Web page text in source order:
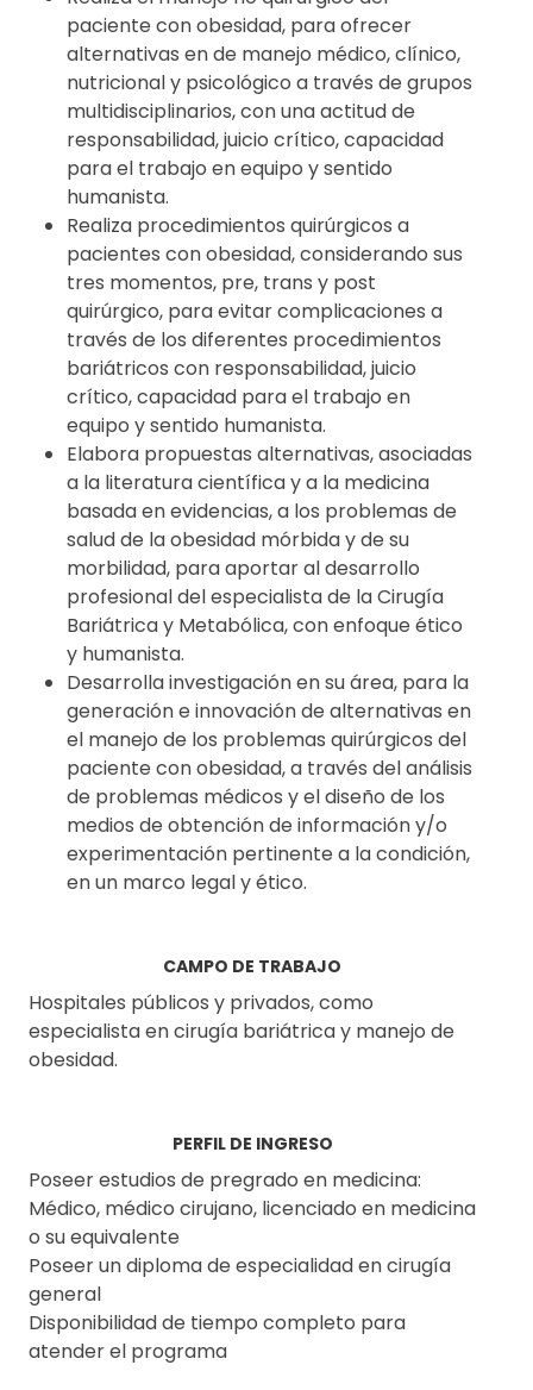
paciente con obesidad, para ofrecer
alternativas en de manejo médico, clínico,
nutricional y psicológico a través de grupos
multidisciplinarios, con una actitud de
responsabilidad, juicio crítico, capacidad
para el trabajo en equipo y sentido
humanista.
Realiza procedimientos quirúrgicos a
pacientes con obesidad, considerando sus
tres momentos, pre, trans y post
quirúrgico, para evitar complicaciones a
través de los diferentes procedimientos
bariátricos con responsabilidad, juicio
crítico, capacidad para el trabajo en
equipo y sentido humanista.
Elabora propuestas alternativas, asociadas
a la literatura científica y a la medicina
basada en evidencias, a los problemas de
salud de la obesidad mórbida y de su
morbilidad, para aportar al desarrollo
profesional del especialista de la Cirugía
Bariátrica y Metabólica, con enfoque ético
y humanista.
Desarrolla investigación en su área, para la
generación e innovación de alternativas en
el manejo de los problemas quirúrgicos del
paciente con obesidad, a través del análisis
de problemas médicos y el diseño de los
medios de obtención de información y/o
experimentación pertinente a la condición,
en un marco legal y ético.
CAMPO DE TRABAJO
Hospitales públicos y privados, como
especialista en cirugía bariátrica y manejo de
obesidad.
PERFIL DE INGRESO
Poseer estudios de pregrado en medicina:
Médico, médico cirujano, licenciado en medicina
o su equivalente
Poseer un diploma de especialidad en cirugía
general
Disponibilidad de tiempo completo para
atender el programa